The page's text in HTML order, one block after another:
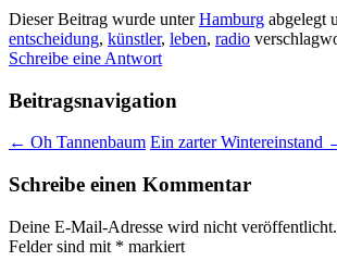
Dieser Beitrag wurde unterHamburg abgelegt
entscheidung, künstler, leben, radio
Schreibe eine Antwort
Beitragsnavigation
← Oh Tannenbaum Ein zarter Wintereinstand
Schreibe einen Kommentar
Deine E-Mail-Adresse wird nicht veröffentlicht.
Felder sind mit * markiert